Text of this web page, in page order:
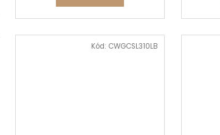
Kód: CWGCSL310LB